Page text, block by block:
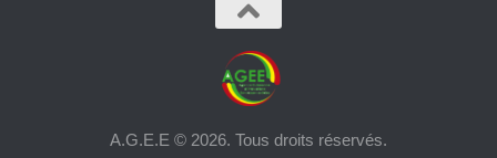
A.G.E.E © 2026. Tous droits réservés.